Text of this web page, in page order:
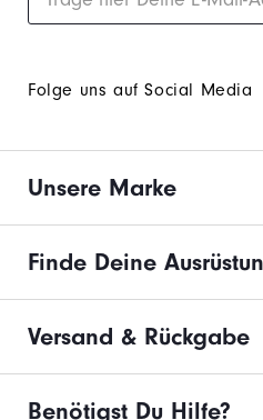
Folge uns auf Social Media
Unsere Marke
Finde Deine
Versand & Rückgabe
Benötigst Du Hilfe?